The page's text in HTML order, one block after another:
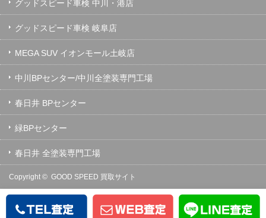
グッドスピード車検 中川・港店
グッドスピード車検 岐阜店
MEGA SUV イオンモール土岐店
中川BPセンター/中川全塗装専門工場
春日井 BPセンター
緑BPセンター
春日井 全塗装専門工場
Copyright © GOOD SPEED 買取サイト